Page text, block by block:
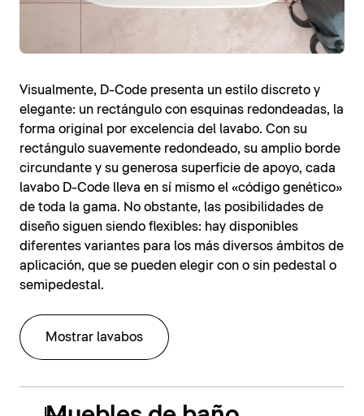
Visualmente, D-Code presenta un estilo discreto y
elegante: un rectángulo con esquinas redondeadas, la
forma original por excelencia del lavabo. Con su
rectángulo suavemente redondeado, su amplio borde
circundante y su generosa superficie de apoyo, cada
lavabo D-Code lleva en sí mismo el «código genético»
de toda la gama. No obstante, las posibilidades de
diseño siguen siendo flexibles: hay disponibles
diferentes variantes para los más diversos ámbitos de
aplicación, que se pueden elegir con o sin pedestal o
semipedestal.
Mostrar lavabos